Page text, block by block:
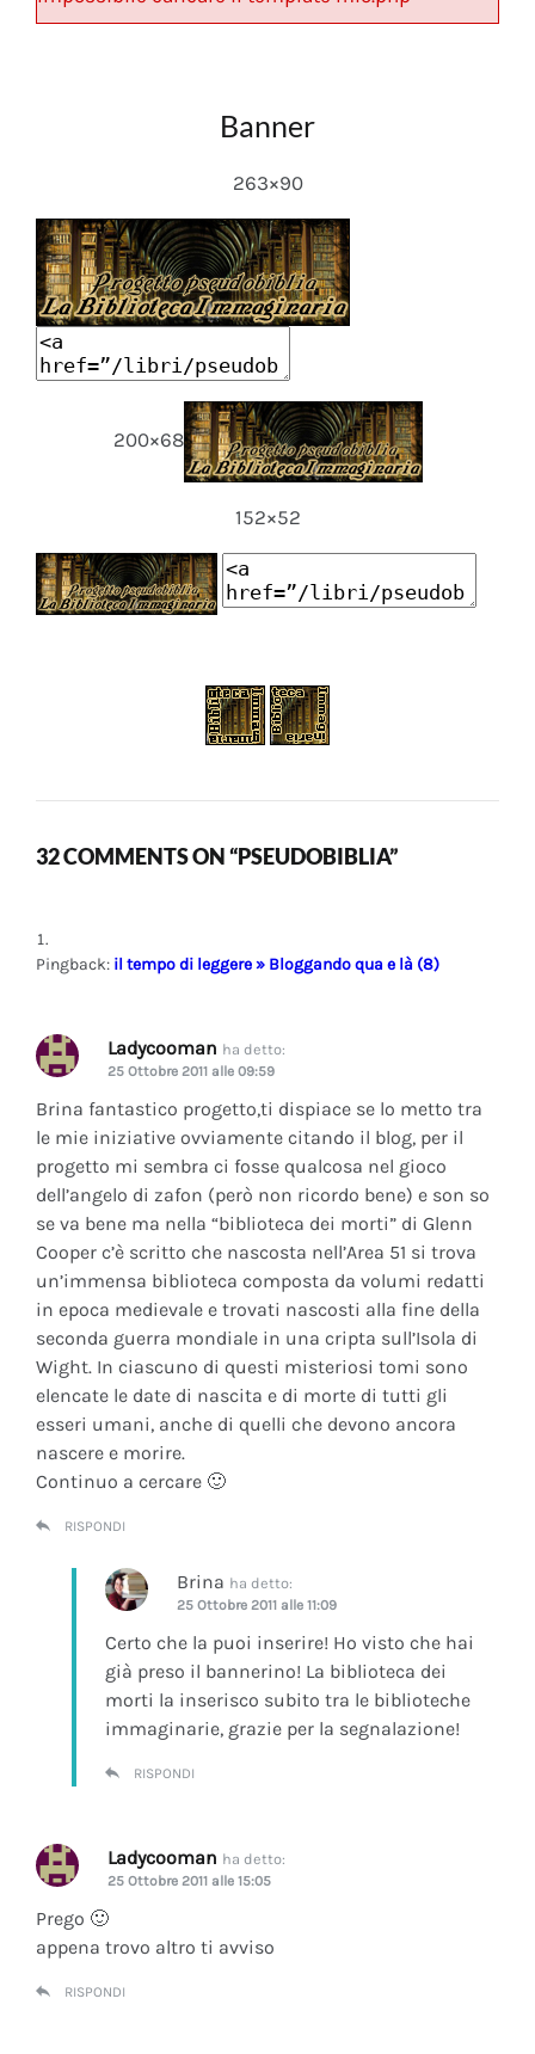
Banner
263×90
200×68
152×52
32 COMMENTS ON “PSEUDOBIBLIA”
Pingback: il tempo di leggere » Bloggando qua e là (8)
Ladycooman ha detto:
25 Ottobre 2011 alle 09:59
Brina fantastico progetto,ti dispiace se lo metto tra
le mie iniziative ovviamente citando il blog, per il
progetto mi sembra ci fosse qualcosa nel gioco
dell’angelo di zafon (però non ricordo bene) e son so
se va bene ma nella “biblioteca dei morti” di Glenn
Cooper c’è scritto che nascosta nell’Area 51 si trova
un’immensa biblioteca composta da volumi redatti
in epoca medievale e trovati nascosti alla fine della
seconda guerra mondiale in una cripta sull’Isola di
Wight. In ciascuno di questi misteriosi tomi sono
elencate le date di nascita e di morte di tutti gli
esseri umani, anche di quelli che devono ancora
nascere e morire.
Continuo a cercare 🙂
RISPONDI
Brina ha detto:
25 Ottobre 2011 alle 11:09
Certo che la puoi inserire! Ho visto che hai
già preso il bannerino! La biblioteca dei
morti la inserisco subito tra le biblioteche
immaginarie, grazie per la segnalazione!
RISPONDI
Ladycooman ha detto:
25 Ottobre 2011 alle 15:05
Prego 🙂
appena trovo altro ti avviso
RISPONDI